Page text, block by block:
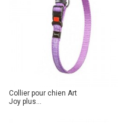
Collier pour chien Art
Joy plus...